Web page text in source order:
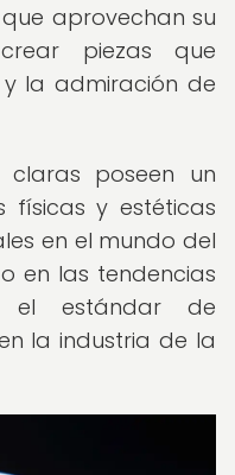
aprovechan su
piezas que
la admiración de
claras poseen un
físicas y estéticas
en el mundo del
en las tendencias
el estándar de
la industria de la